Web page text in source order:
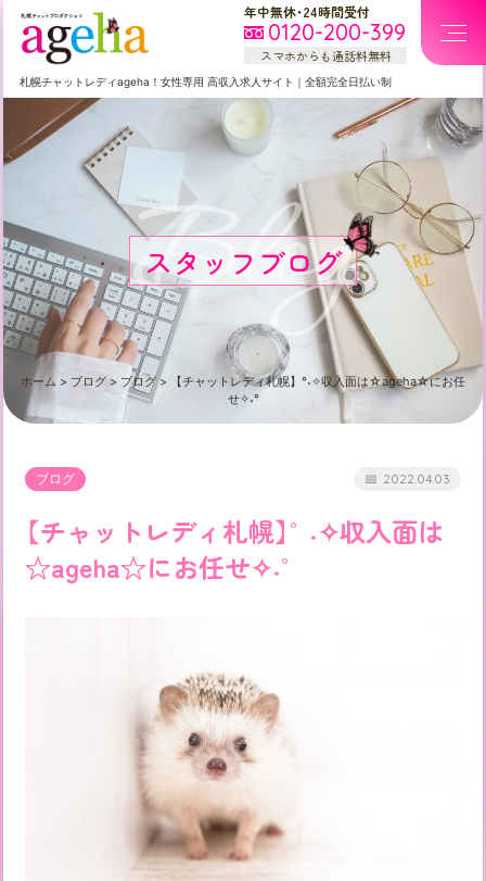
年中無休・24時間受付
0120-200-399
スマホからも通話料無料
札幌チャットレディageha！女性専用 高収入求人サイト ｜ 全額完全日払い制
スタッフブログ
Blog
ホーム > ブログ > ブログ>
【チャットレディ札幌】°˖✧収入面は☆ageha☆にお任
せ✧˖°
ブログ 2022.04.03
【チャットレディ札幌】°˖✧収入面は
☆ageha☆にお任せ✧˖°